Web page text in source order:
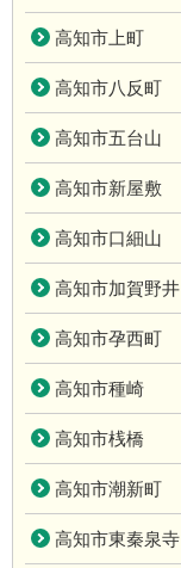
高知市上町
高知市八反町
高知市五台山
高知市新屋敷
高知市口細山
高知市加賀野井
高知市孕西町
高知市種崎
高知市桟橋
高知市潮新町
高知市東秦泉寺